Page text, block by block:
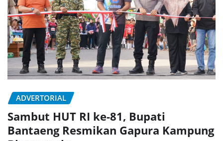
ADVERTORIAL
Sambut HUT RI ke-81, Bupati
Bantaeng Resmikan Gapura Kampung